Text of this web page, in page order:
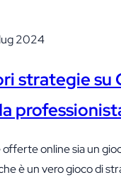
2024
strategie su
offerte online sia un
è un vero gioco di